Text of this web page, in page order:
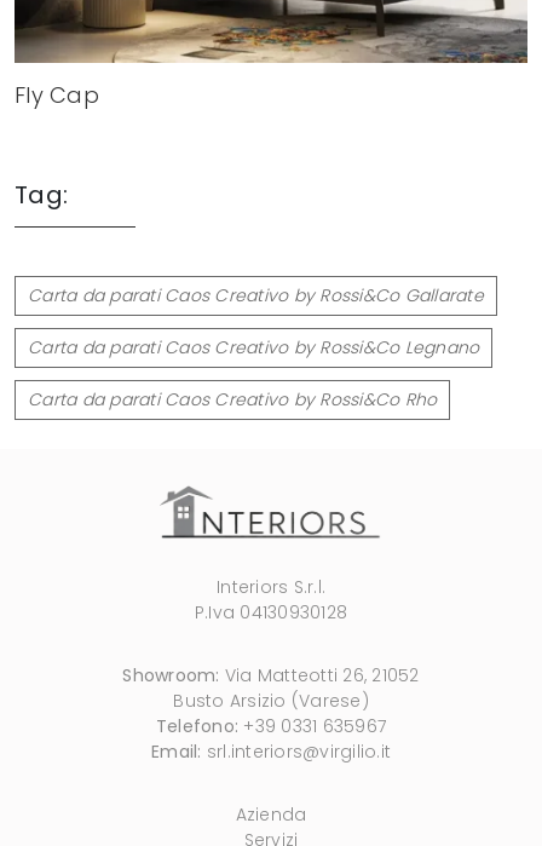
Fly Cap
Tag:
Carta da parati Caos Creativo by Rossi&Co Gallarate
Carta da parati Caos Creativo by Rossi&Co Legnano
Carta da parati Caos Creativo by Rossi&Co Rho
Interiors S.r.l.
P.Iva 04130930128
Showroom: Via Matteotti 26, 21052
Busto Arsizio (Varese)
Telefono: +39 0331 635967
Email: srl.interiors@virgilio.it
Azienda
Servizi